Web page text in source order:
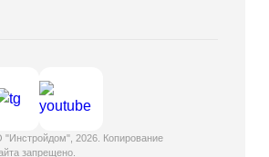
2026. Копирование
запрещено.